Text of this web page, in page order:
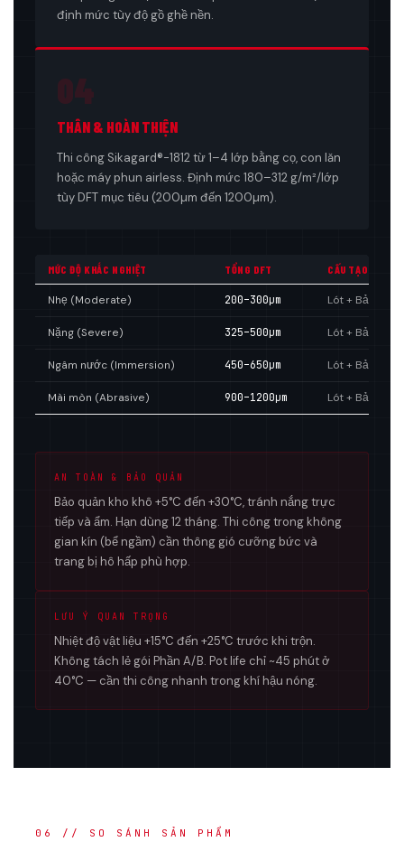
định mức tùy độ gồ ghề nền.
04
THÂN & HOÀN THIỆN
Thi công Sikagard®-1812 từ 1–4 lớp bằng cọ, con lăn
hoặc máy phun airless. Định mức 180–312 g/m²/lớp
tùy DFT mục tiêu (200µm đến 1200µm).
MỨC ĐỘ KHẮC NGHIỆT TỔNG DFT CẤU TẠO HỆ
Nhẹ (Moderate) 200–300µm Lót + Bả + 1
Nặng (Severe) 325–500µm Lót + Bả + 1
Ngâm nước (Immersion) 450–650µm Lót + Bả + 2
Mài mòn (Abrasive) 900–1200µm Lót + Bả + 4
AN TOÀN & BẢO QUẢN
Bảo quản kho khô +5°C đến +30°C, tránh nắng trực
tiếp và ẩm. Hạn dùng 12 tháng. Thi công trong không
gian kín (bể ngầm) cần thông gió cưỡng bức và
trang bị hô hấp phù hợp.
LƯU Ý QUAN TRỌNG
Nhiệt độ vật liệu +15°C đến +25°C trước khi trộn.
Không tách lẻ gói Phần A/B. Pot life chỉ ~45 phút ở
40°C — cần thi công nhanh trong khí hậu nóng.
06 // SO SÁNH SẢN PHẨM